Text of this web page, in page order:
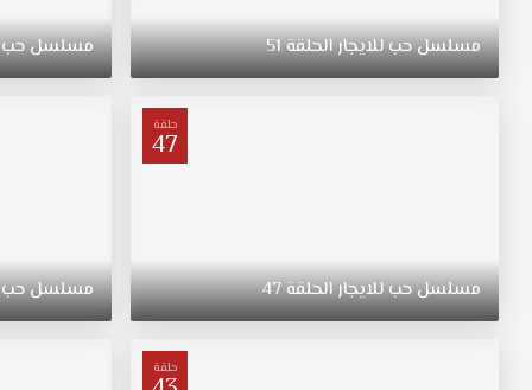
أشهر
كفرصة
لتقوم
لعمر
وتتعرف
مسلسلحبللايجارالحلقة51 مسلسلحب
حلقة
47
مسلسلحبللايجارالحلقة47 مسلسلحب
حلقة